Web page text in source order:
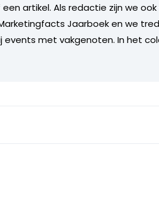
artikel. Als redactie zijn we
Jaarboek en we
met vakgenoten. In het